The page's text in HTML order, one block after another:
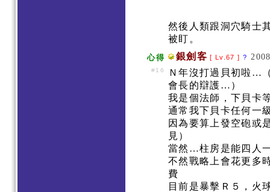
然後人類跟洞穴騎士
被盯。
心得 銀劍客 [ Lv.67 ] ?
#16
Ｎ年沒打過貝初啦…
會長的辯護…）
我是個法師，下貝卡
通常我下貝卡任何一
因為要算上發空砲或
見）
當然…柱房是能四人
不然戰略上會花更多
費
目前是暴擊Ｒ５，火